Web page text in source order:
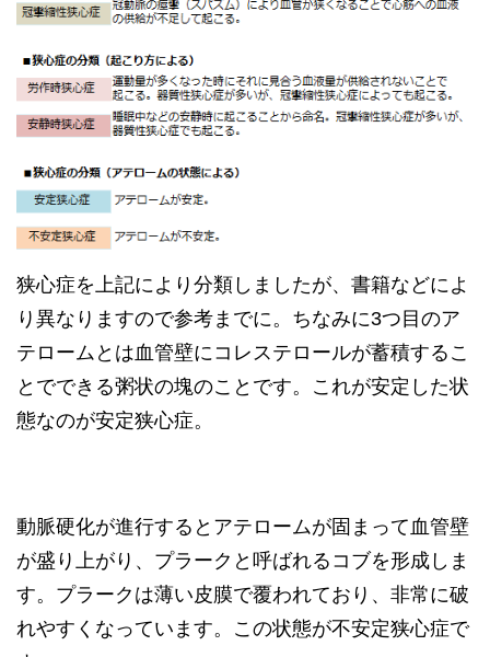
狭心症を上記により分類しましたが、書籍などによ
り異なりますので参考までに。ちなみに3つ目のア
テロームとは血管壁にコレステロールが蓄積するこ
とでできる粥状の塊のことです。これが安定した状
態なのが安定狭心症。
動脈硬化が進行するとアテロームが固まって血管壁
が盛り上がり、プラークと呼ばれるコブを形成しま
す。プラークは薄い皮膜で覆われており、非常に破
れやすくなっています。この状態が不安定狭心症で